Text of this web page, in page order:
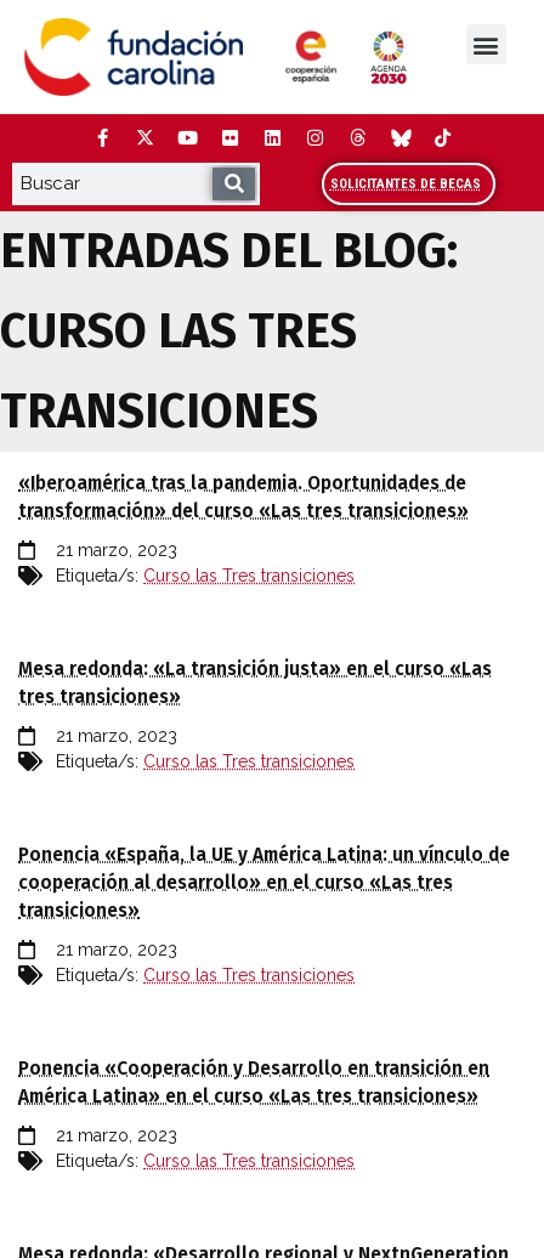
contenido
SOLICITANTES DE BECAS
ENTRADAS DEL BLOG:
CURSO LAS TRES
TRANSICIONES
RELACIÓN DE AUTORES QUE COLABORAN EN
«Iberoamérica tras la pandemia. Oportunidades de
transformación» del curso «Las tres transiciones»
21 marzo, 2023
Etiqueta/s: Curso las Tres transiciones
Mesa redonda: «La transición justa» en el curso «Las
tres transiciones»
21 marzo, 2023
Etiqueta/s: Curso las Tres transiciones
Ponencia «España, la UE y América Latina: un vínculo de
cooperación al desarrollo» en el curso «Las tres
transiciones»
21 marzo, 2023
Etiqueta/s: Curso las Tres transiciones
Ponencia «Cooperación y Desarrollo en transición en
América Latina» en el curso «Las tres transiciones»
21 marzo, 2023
Etiqueta/s: Curso las Tres transiciones